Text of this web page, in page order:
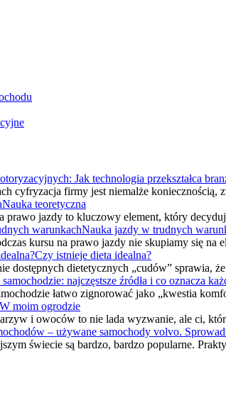
cyfryzacja firmy jest niemalże
Nauka teoretyczna
prawo jazdy to kluczowy element, który
Nauka jazdy w trudnych
kursu na prawo jazdy nie skupiamy się
Czy istnieje dieta idealna?
dostępnych dietetycznych „cudów” sprawia,
łatwo zignorować jako „kwestia
W moim ogrodzie
i owoców to nie lada wyzwanie, ale ci,
świecie są bardzo, bardzo popularne.